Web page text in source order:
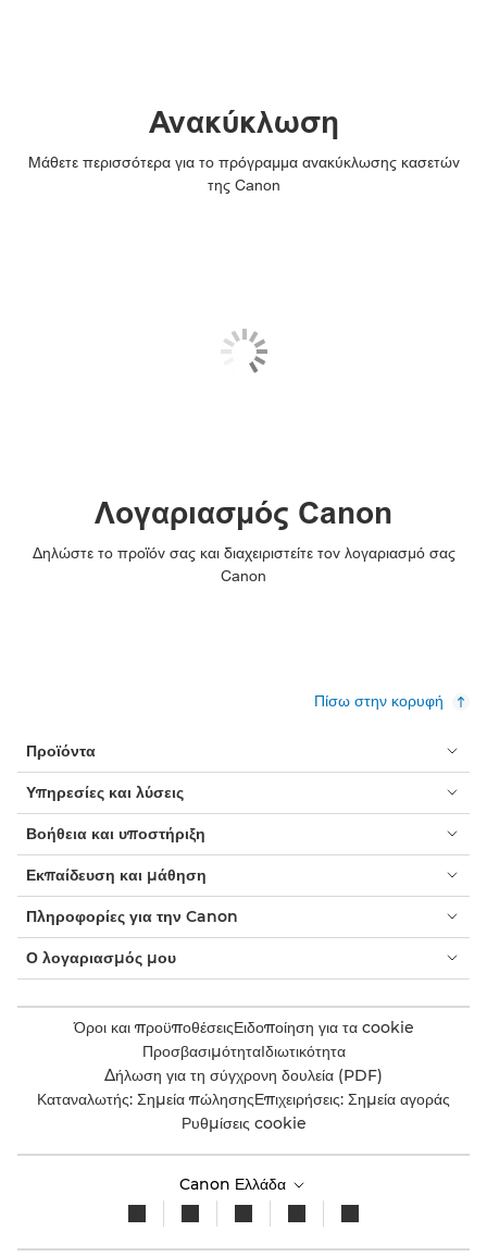
Ανακύκλωση
Μάθετε περισσότερα για το πρόγραμμα ανακύκλωσης κασετών
της Canon
Λογαριασμός Canon
Δηλώστε το προϊόν σας και διαχειριστείτε τον λογαριασμό σας
Canon
Πίσω στην κορυφή
Προϊόντα
Υπηρεσίες και λύσεις
Βοήθεια και υποστήριξη
Εκπαίδευση και μάθηση
Πληροφορίες για την Canon
Ο λογαριασμός μου
Όροι και προϋποθέσειςΕιδοποίηση για τα cookie
ΠροσβασιμότηταΙδιωτικότητα
Δήλωση για τη σύγχρονη δουλεία (PDF)
Καταναλωτής: Σημεία πώλησηςΕπιχειρήσεις: Σημεία αγοράς
Ρυθμίσεις cookie
Canon Ελλάδα